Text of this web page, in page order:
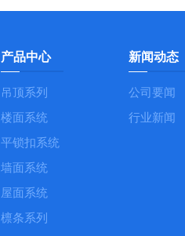
产品中心
吊顶系列
楼面系统
平锁扣系统
墙面系统
屋面系统
檩条系列
新闻动态
公司要闻
行业新闻